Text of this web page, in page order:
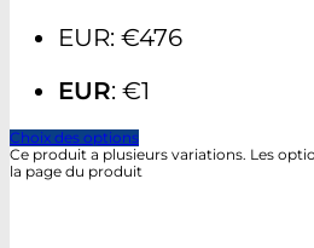
EUR: €476
EUR: €1
Choix des options
Ce produit a plusieurs variations. Les
la page du produit